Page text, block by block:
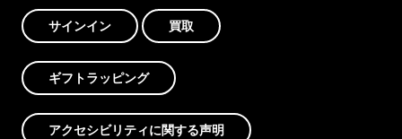
サインイン 買取
ギフトラッピング
アクセシビリティに関する声明